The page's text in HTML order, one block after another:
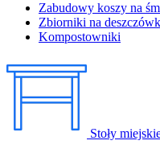
Zabudowy koszy na
Zbiorniki na
Kompostowniki
Stoły